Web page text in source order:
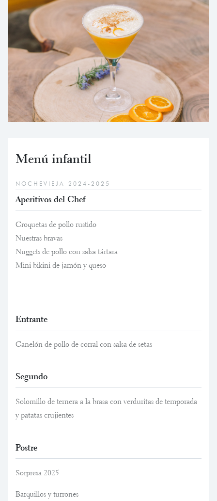
Menú infantil
NOCHEVIEJA 2024-2025
Aperitivos del Chef
Croquetas de pollo rustido
Nuestras bravas
Nuggets de pollo con salsa tártara
Mini bikini de jamón y queso
Entrante
Canelón de pollo de corral con salsa de setas
Segundo
Solomillo de ternera a la brasa con verduritas de temporada
y patatas crujientes
Postre
Sorpresa 2025
Barquillos y turrones